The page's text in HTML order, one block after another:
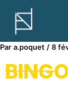
contenu
Par a.poquet / 8
articles